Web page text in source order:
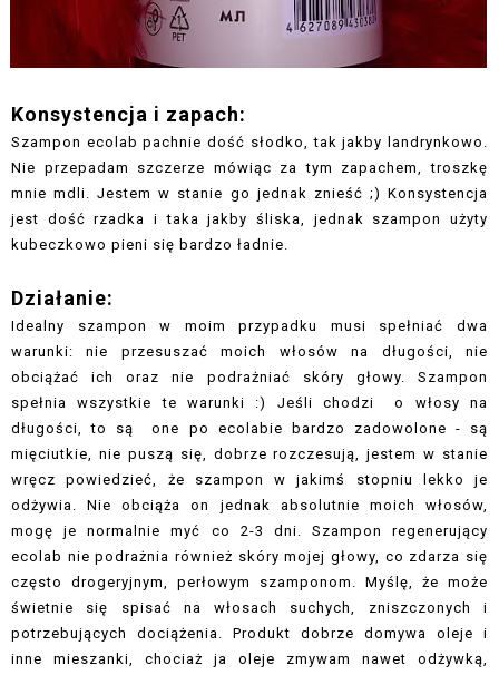
Konsystencja i zapach:
Szampon ecolab pachnie dość słodko, tak jakby landrynkowo.
Nie przepadam szczerze mówiąc za tym zapachem, troszkę
mnie mdli. Jestem w stanie go jednak znieść ;) Konsystencja
jest dość rzadka i taka jakby śliska, jednak szampon użyty
kubeczkowo pieni się bardzo ładnie.
Działanie:
Idealny szampon w moim przypadku musi spełniać dwa
warunki: nie przesuszać moich włosów na długości, nie
obciążać ich oraz nie podrażniać skóry głowy. Szampon
spełnia wszystkie te warunki :) Jeśli chodzi o włosy na
długości, to są one po ecolabie bardzo zadowolone - są
mięciutkie, nie puszą się, dobrze rozczesują, jestem w stanie
wręcz powiedzieć, że szampon w jakimś stopniu lekko je
odżywia. Nie obciąża on jednak absolutnie moich włosów,
mogę je normalnie myć co 2-3 dni. Szampon regenerujący
ecolab nie podrażnia również skóry mojej głowy, co zdarza się
często drogeryjnym, perłowym szamponom. Myślę, że może
świetnie się spisać na włosach suchych, zniszczonych i
potrzebujących dociążenia. Produkt dobrze domywa oleje i
inne mieszanki, chociaż ja oleje zmywam nawet odżywką,